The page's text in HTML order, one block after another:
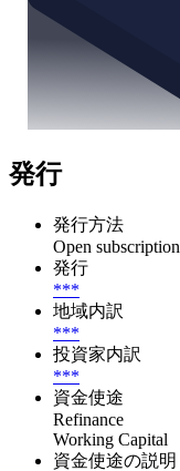
発行
発行方法
Open subscription
発行
***
地域内訳
***
投資家内訳
***
資金使途
Refinance
Working Capital
資金使途の説明